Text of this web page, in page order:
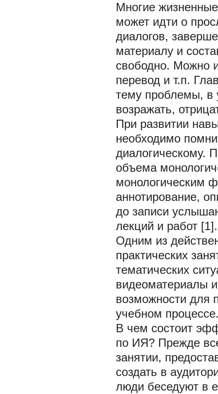
Многие
может идти о
диалогов,
материалу и
свободно. Можно
перевод и т.п.
тему проблемы, в
возражать,
При развитии
необходимо
диалогическому.
объема
монологическим
аннотирование,
до записи
лекций и работ [1].
Одним из
практических
тематических
видеоматериалы
возможности для
учебном
В чем состоит
по ИЯ? Прежде
занятии,
создать в
люди беседуют в